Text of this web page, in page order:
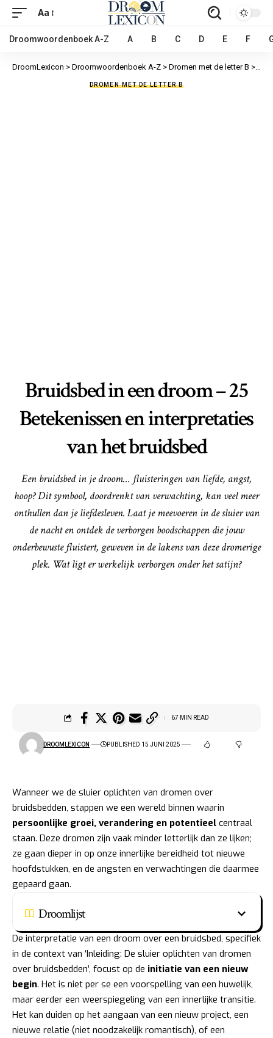
Aa
Droomwoordenboek A-Z A B C D E F
DroomLexicon > Droomwoordenboek A-Z > Dromen met de letter B >
DROMEN MET DE LETTER B
Bruidsbed in een droom – 25
Betekenissen en interpretaties
van het bruidsbed
Een bruidsbed in je droom… fluisteringen van liefde, angst,
hoop? Dit symbool, doordrenkt van verwachting, kan veel meer
onthullen dan je liefdesleven. Laat je meevoeren in de sluier van
de nacht en ontdek de verborgen boodschappen die jouw
onderbewuste fluistert, geweven in de lakens van deze dromerige
plek. Wat ligt er werkelijk verborgen onder het satijn?
DROOMLEXICON PUBLISHED 15 JUNI 2025
67 MIN READ
Wanneer we de sluier oplichten van dromen over
bruidsbedden, stappen we een wereld binnen waarin
persoonlijke groei, verandering en potentieel centraal
staan. Deze dromen zijn vaak minder letterlijk dan ze lijken;
ze gaan dieper in op onze innerlijke bereidheid tot nieuwe
hoofdstukken, en de angsten en verwachtingen die daarmee
gepaard gaan.
Droomlijst
De interpretatie van een droom over een bruidsbed, specifiek
in de context van ‘Inleiding: De sluier oplichten van dromen
over bruidsbedden’, focust op de initiatie van een nieuw
begin. Het is niet per se een voorspelling van een huwelijk,
maar eerder een weerspiegeling van een innerlijke transitie.
Het kan duiden op het aangaan van een nieuw project, een
nieuwe relatie (niet noodzakelijk romantisch), of een